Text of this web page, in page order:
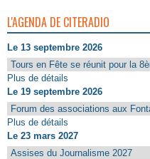
L'AGENDA DE CITERADIO
Le 13 septembre 2026
Tours en Fête se réunit pour la
Plus de détails
Le 19 septembre 2026
Forum des associations aux
Plus de détails
Le 23 mars 2027
Assises du Journalisme 2027